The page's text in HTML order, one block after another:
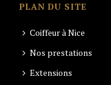
PLAN DU SITE
Coiffeur à Nice
Nos prestations
Extensions